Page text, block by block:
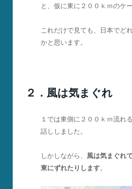
と、仮に東に２００ｋｍのケ
これだけで見ても、日本でど
かと思います。
２．風は気まぐれ
１では東側に２００ｋｍ流れ
話ししました。
しかしながら、 風は気まぐれ
東にずれたりします。